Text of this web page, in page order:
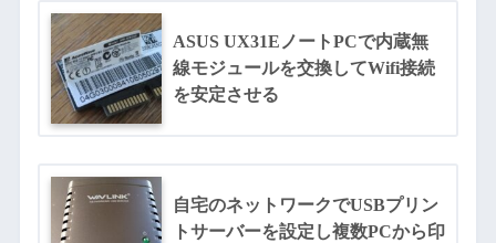
ASUS UX31EノートPCで内蔵無
線モジュールを交換してWifi接続
を安定させる
自宅のネットワークでUSBプリン
トサーバーを設定し複数PCから印